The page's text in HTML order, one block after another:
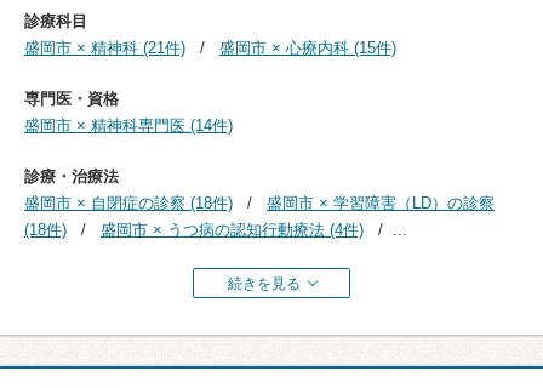
診療科目
盛岡市 × 精神科 (21件)
盛岡市 × 心療内科 (15件)
専門医・資格
盛岡市 × 精神科専門医 (14件)
診療・治療法
盛岡市 × 自閉症の診察 (18件)
盛岡市 × 学習障害（LD）の診察
(18件)
盛岡市 × うつ病の認知行動療法 (4件) ...
続きを見る